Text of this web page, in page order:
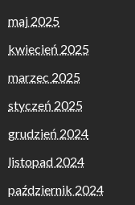
maj 2025
kwiecień 2025
marzec 2025
styczeń 2025
grudzień 2024
listopad 2024
październik 2024